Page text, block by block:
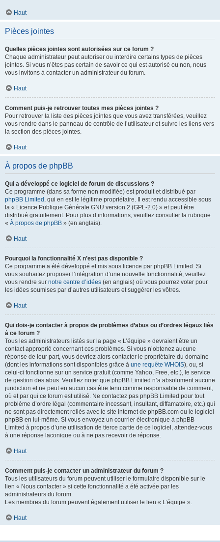
Haut
Pièces jointes
Quelles pièces jointes sont autorisées sur ce forum ?
Chaque administrateur peut autoriser ou interdire certains types de pièces
jointes. Si vous n’êtes pas certain de savoir ce qui est autorisé ou non, nous
vous invitons à contacter un administrateur du forum.
Haut
Comment puis-je retrouver toutes mes pièces jointes ?
Pour retrouver la liste des pièces jointes que vous avez transférées, veuillez
vous rendre dans le panneau de contrôle de l’utilisateur et suivre les liens vers
la section des pièces jointes.
Haut
À propos de phpBB
Qui a développé ce logiciel de forum de discussions ?
Ce programme (dans sa forme non modifiée) est produit et distribué par
phpBB Limited , qui en est le légitime propriétaire. Il est rendu accessible sous
la « Licence Publique Générale GNU version 2 (GPL-2.0) » et peut être
distribué gratuitement. Pour plus d’informations, veuillez consulter la rubrique
« À propos de phpBB » (en anglais).
Haut
Pourquoi la fonctionnalité X n’est pas disponible ?
Ce programme a été développé et mis sous licence par phpBB Limited. Si
vous souhaitez proposer l’intégration d’une nouvelle fonctionnalité, veuillez
vous rendre sur notre centre d’idées (en anglais) où vous pourrez voter pour
les idées soumises par d’autres utilisateurs et suggérer les vôtres.
Haut
Qui dois-je contacter à propos de problèmes d’abus ou d’ordres légaux liés
à ce forum ?
Tous les administrateurs listés sur la page « L’équipe » devraient être un
contact approprié concernant ces problèmes. Si vous n’obtenez aucune
réponse de leur part, vous devriez alors contacter le propriétaire du domaine
(dont les informations sont disponibles grâce à une requête WHOIS), ou, si
celui-ci fonctionne sur un service gratuit (comme Yahoo, Free, etc.), le service
de gestion des abus. Veuillez noter que phpBB Limited n’a absolument aucune
juridiction et ne peut en aucun cas être tenu comme responsable de comment,
où et par qui ce forum est utilisé. Ne contactez pas phpBB Limited pour tout
problème d’ordre légal (commentaire incessant, insultant, diffamatoire, etc.) qui
ne sont pas directement reliés avec le site internet de phpBB.com ou le logiciel
phpBB en lui-même. Si vous envoyez un courrier électronique à phpBB
Limited à propos d’une utilisation de tierce partie de ce logiciel, attendez-vous
à une réponse laconique ou à ne pas recevoir de réponse.
Haut
Comment puis-je contacter un administrateur du forum ?
Tous les utilisateurs du forum peuvent utiliser le formulaire disponible sur le
lien « Nous contacter » si cette fonctionnalité a été activée par les
administrateurs du forum.
Les membres du forum peuvent également utiliser le lien « L’équipe ».
Haut